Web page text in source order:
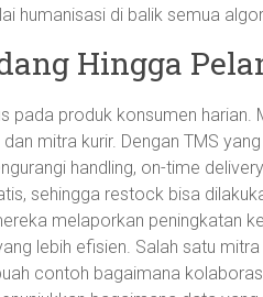
humanisasi di balik semua
Hingga
pada produk konsumen harian.
mitra kurir. Dengan TMS
handling, on-time
sehingga restock bisa
melaporkan peningkatan
lebih efisien. Salah satu
contoh bagaimana